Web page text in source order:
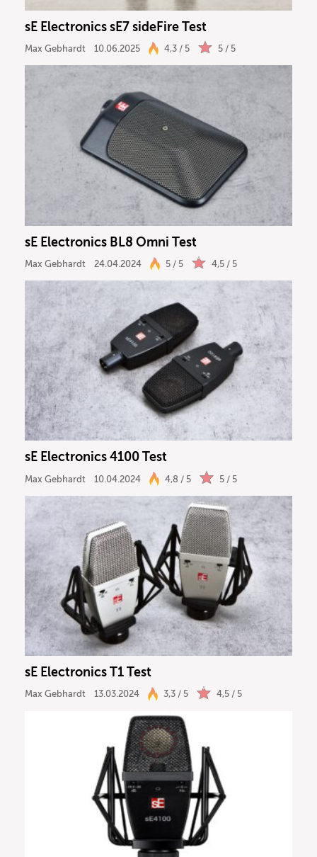
Ergebnisse anzeigen
sE Electronics sE7 sideFire Test
Max Gebhardt 10.06.2025 4,3 / 5 5 / 5
sE Electronics BL8 Omni Test
Max Gebhardt 24.04.2024 5 / 5 4,5 / 5
sE Electronics 4100 Test
Max Gebhardt 10.04.2024 4,8 / 5 5 / 5
sE Electronics T1 Test
Max Gebhardt 13.03.2024 3,3 / 5 4,5 / 5